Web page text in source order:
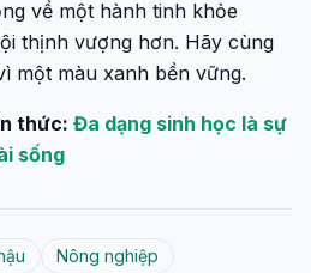
về một hành tinh khỏe
thịnh vượng hơn. Hãy cùng
một màu xanh bền vững.
thức: Đa dạng sinh học là sự
sống
Nông nghiệp